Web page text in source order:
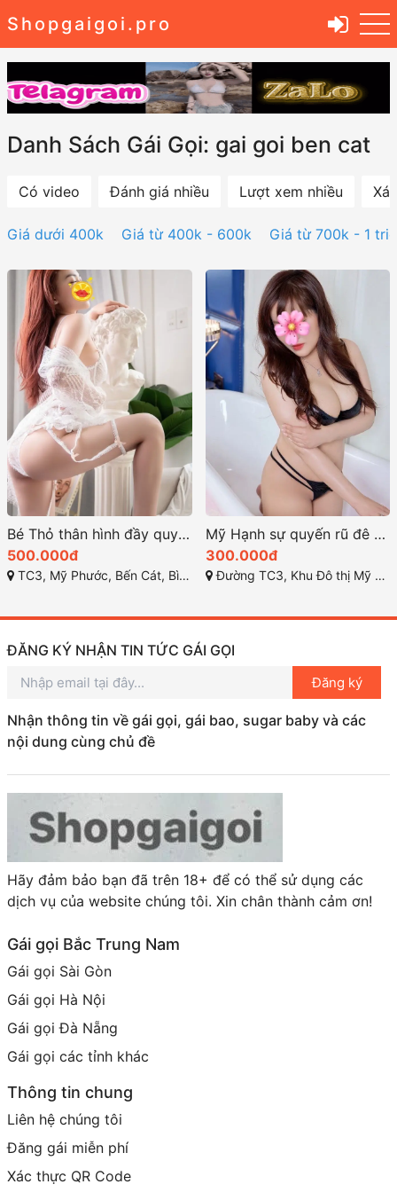
Shopgaigoi.pro
Danh Sách Gái Gọi: gai goi ben cat
Có video Đánh giá nhiều Lượt xem nhiều
Giá dưới 400k Giá từ 400k - 600k Giá từ 700k - 1
Bé Thỏ thân hình đầy quyến rũ và kiêu kỳ
500.000đ
TC3, Mỹ Phước, Bến Cát, Bình Dương
Mỹ Hạnh sự quyến rũ đê mê đến lạ kỳ
300.000đ
Đường TC3, Khu Đô thị Mỹ Phước 2, Mỹ Phước, Bến Cát, Bình Dương
ĐĂNG KÝ NHẬN TIN TỨC GÁI GỌI
Đăng ký
Nhận thông tin về gái gọi, gái bao, sugar baby và các
nội dung cùng chủ đề
Hãy đảm bảo bạn đã trên 18+ để có thể sử dụng các
dịch vụ của website chúng tôi. Xin chân thành cảm ơn!
Gái gọi Bắc Trung Nam
Gái gọi Sài Gòn
Gái gọi Hà Nội
Gái gọi Đà Nẵng
Gái gọi các tỉnh khác
Thông tin chung
Liên hệ chúng tôi
Đăng gái miễn phí
Xác thực QR Code